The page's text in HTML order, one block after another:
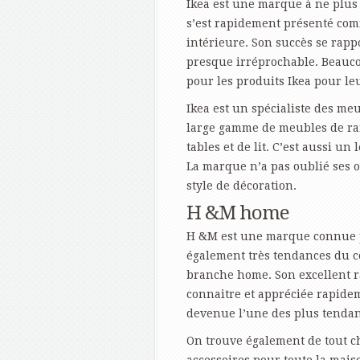
Ikea est une marque à ne
s’est rapidement présenté
intérieure. Son succès se
presque irréprochable.
pour les produits Ikea pour
Ikea est un spécialiste des
large gamme de meubles de
tables et de lit. C’est aussi
La marque n’a pas oublié ses
style de décoration.
H &M home
H &M est une marque connue
également très tendances du
branche home. Son excellent
connaitre et appréciée
devenue l’une des plus
On trouve également de tout